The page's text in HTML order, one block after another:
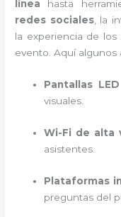
línea hasta
redes sociales, la
la experiencia de
evento. Aquí
Pantallas LED
visuales.
Wi-Fi de alta
asistentes.
Plataformas
preguntas del